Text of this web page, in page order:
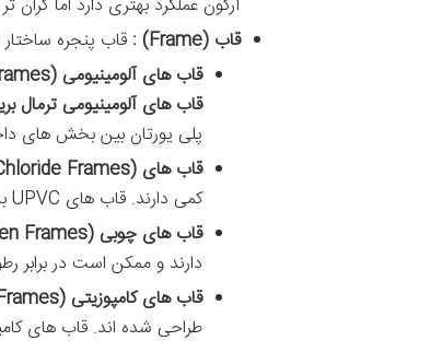
آرگون عملکرد بهتری دارد اما گران تر
قاب (Frame) : قاب پنجره ساختار
قاب های آلومینیومی (Aluminum Frames) :
قاب های آلومینیومی ترمال
پلی یورتان بین بخش های
قاب های UPVC (Unplasticized Polyvinyl Chloride Frames) :
کمی دارند.قاب های
قاب های چوبی (Wooden Frames) :
دارند و ممکن است دربرابر
قاب های کامپوزیتی (Composite Frames) :
طراحی شده اند.قاب های